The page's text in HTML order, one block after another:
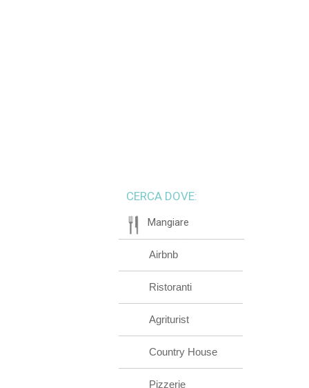
CERCA DOVE:
Mangiare
Airbnb
Ristoranti
Agriturist
Country House
Pizzerie